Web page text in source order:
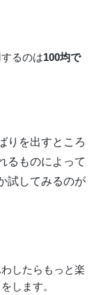
るのは100均で
りを出すところ
るものによって
試してみるのが
したらもっと楽
します。